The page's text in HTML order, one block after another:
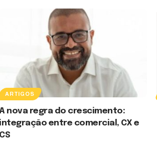
ARTIGOS
nova regra do crescimento:
integração entre comercial, CX e
CS